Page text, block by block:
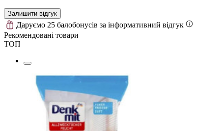
Залишити відгук
Даруємо 25 балобонусів за інформативний відгук
Рекомендовані товари
ТОП